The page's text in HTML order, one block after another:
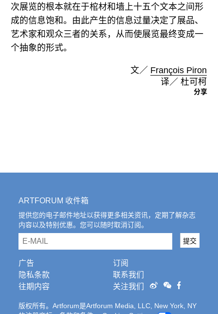
次展览的根本就在于棺材和墙上十五个文本之间形
成的信息饱和。由此产生的信息过量决定了展品、
艺术家和观众三者的关系，从而使展览最终变成一
个抽象的形式。
文／ François Piron
译／ 杜可柯
分享
ARTFORUM 收件箱
提供您的电子邮件地址以获得更多相关资讯，定期了解杂志
内容以及特别优惠。您可以随时取消订阅。
email 提交
广告
隐私条款
往期内容
订阅
联系我们
关注我们
版权所有。Artforum是Artforum Media, LLC, New York, NY